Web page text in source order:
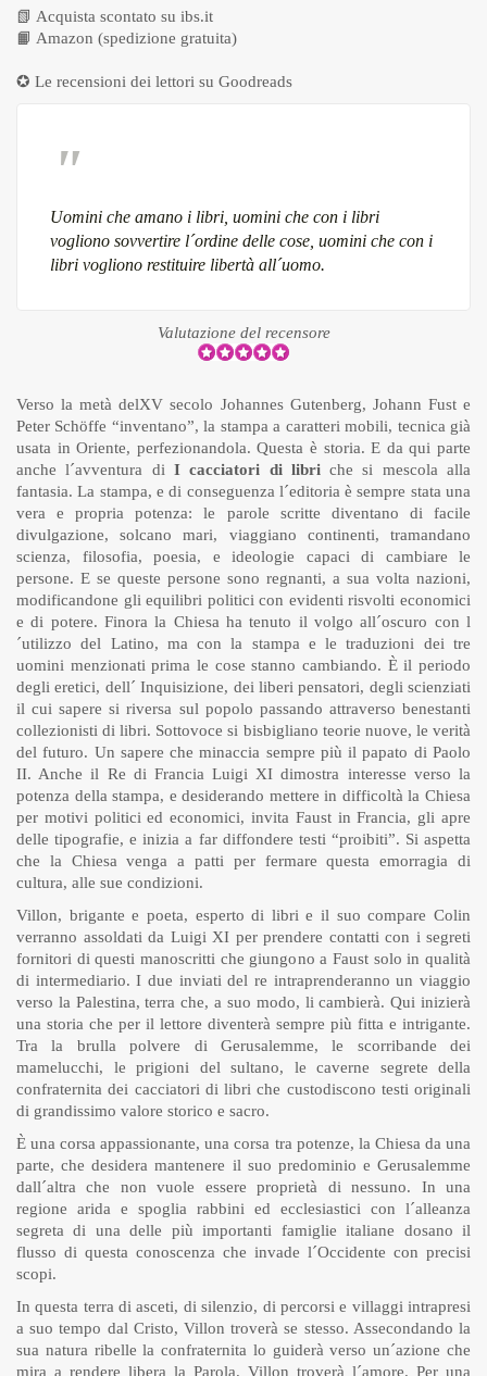
📗 Acquista scontato su ibs.it
📙 Amazon (spedizione gratuita)
✪ Le recensioni dei lettori su Goodreads
Uomini che amano i libri, uomini che con i libri
vogliono sovvertire l´ordine delle cose, uomini che con i
libri vogliono restituire libertà all´uomo.
Valutazione del recensore
Verso la metà delXV secolo Johannes Gutenberg, Johann Fust e
Peter Schöffe “inventano”, la stampa a caratteri mobili, tecnica già
usata in Oriente, perfezionandola. Questa è storia. E da qui parte
anche l´avventura di I cacciatori di libriche si mescola alla
fantasia. La stampa, e di conseguenza l´editoria è sempre stata una
vera e propria potenza: le parole scritte diventano di facile
divulgazione, solcano mari, viaggiano continenti, tramandano
scienza, filosofia, poesia, e ideologie capaci di cambiare le
persone. E se queste persone sono regnanti, a sua volta nazioni,
modificandone gli equilibri politici con evidenti risvolti economici
e di potere. Finora la Chiesa ha tenuto il volgo all´oscuro con l
´utilizzo del Latino, ma con la stampa e le traduzioni dei tre
uomini menzionati prima le cose stanno cambiando. È il periodo
degli eretici, dell´ Inquisizione, dei liberi pensatori, degli scienziati
il cui sapere si riversa sul popolo passando attraverso benestanti
collezionisti di libri. Sottovoce si bisbigliano teorie nuove, le verità
del futuro. Un sapere che minaccia sempre più il papato di Paolo
II. Anche il Re di Francia Luigi XI dimostra interesse verso la
potenza della stampa, e desiderando mettere in difficoltà la Chiesa
per motivi politici ed economici, invita Faust in Francia, gli apre
delle tipografie, e inizia a far diffondere testi “proibiti”. Si aspetta
che la Chiesa venga a patti per fermare questa emorragia di
cultura, alle sue condizioni.
Villon, brigante e poeta, esperto di libri e il suo compare Colin
verranno assoldati da Luigi XI per prendere contatti con i segreti
fornitori di questi manoscritti che giungono a Faust solo in qualità
di intermediario. I due inviati del re intraprenderanno un viaggio
verso la Palestina, terra che, a suo modo, li cambierà. Qui inizierà
una storia che per il lettore diventerà sempre più fitta e intrigante.
Tra la brulla polvere di Gerusalemme, le scorribande dei
mamelucchi, le prigioni del sultano, le caverne segrete della
confraternita dei cacciatori di libri che custodiscono testi originali
di grandissimo valore storico e sacro.
È una corsa appassionante, una corsa tra potenze, la Chiesa da una
parte, che desidera mantenere il suo predominio e Gerusalemme
dall´altra che non vuole essere proprietà di nessuno. In una
regione arida e spoglia rabbini ed ecclesiastici con l´alleanza
segreta di una delle più importanti famiglie italiane dosano il
flusso di questa conoscenza che invade l´Occidente con precisi
scopi.
In questa terra di asceti, di silenzio, di percorsi e villaggi intrapresi
a suo tempo dal Cristo, Villon troverà se stesso. Assecondando la
sua natura ribelle la confraternita lo guiderà verso un´azione che
mira a rendere libera la Parola. Villon troverà l´amore. Per una